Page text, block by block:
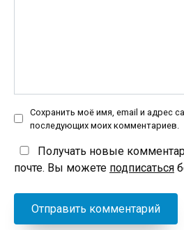
Сохранить моё имя, email и адрес
последующих моих комментариев.
Получать новые
почте. Вы можете подписаться